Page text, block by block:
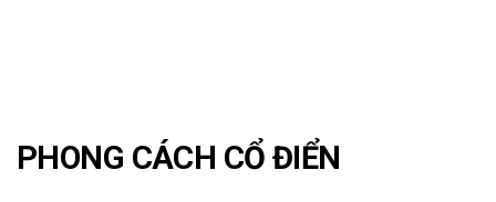
PHONG CÁCH CỔ ĐIỂN